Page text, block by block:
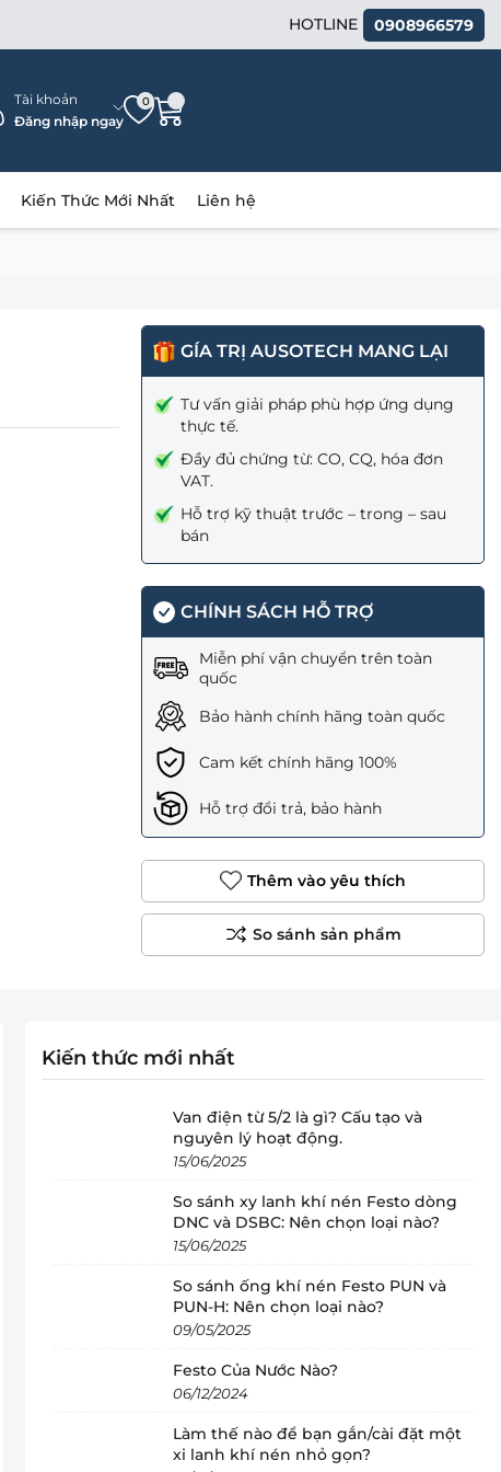
HOTLINE 0908966579
Tài khoản
Đăng nhập ngay
0
Kiến Thức Mới Nhất Liên hệ
GÍA TRỊ AUSOTECH MANG LẠI
Tư vấn giải pháp phù hợp ứng dụng
thực tế.
Đầy đủ chứng từ: CO, CQ, hóa đơn
VAT.
Hỗ trợ kỹ thuật trước – trong – sau
bán
CHÍNH SÁCH HỖ TRỢ
Miễn phí vận chuyển trên toàn
quốc
Bảo hành chính hãng toàn quốc
Cam kết chính hãng 100%
Hỗ trợ đổi trả, bảo hành
Thêm vào yêu thích
Kiến thức mới nhất
Van điện từ 5/2 là gì? Cấu tạo và
nguyên lý hoạt động.
15/06/2025
So sánh xy lanh khí nén Festo dòng
DNC và DSBC: Nên chọn loại nào?
15/06/2025
So sánh ống khí nén Festo PUN và
PUN-H: Nên chọn loại nào?
09/05/2025
Festo Của Nước Nào?
06/12/2024
Làm thế nào để bạn gắn/cài đặt một
xi lanh khí nén nhỏ gọn?